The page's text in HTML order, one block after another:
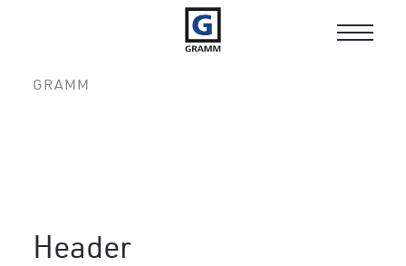
Toggle
GRAMM
Header